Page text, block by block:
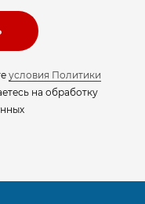
условия Политики
на обработку